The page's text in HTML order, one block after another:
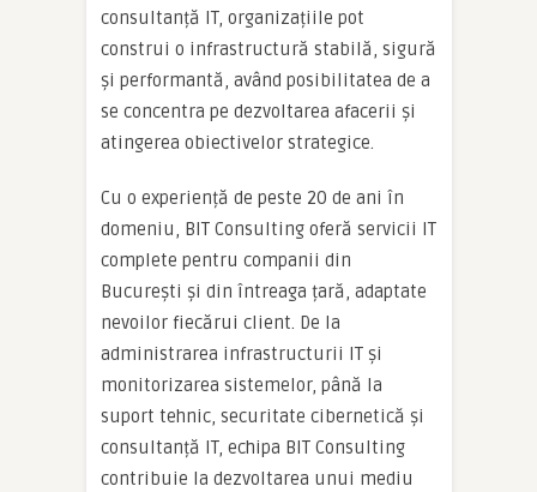
consultanță IT, organizațiile pot
construi o infrastructură stabilă, sigură
și performantă, având posibilitatea de a
se concentra pe dezvoltarea afacerii și
atingerea obiectivelor strategice.
Cu o experiență de peste 20 de ani în
domeniu, BIT Consulting oferă servicii IT
complete pentru companii din
București și din întreaga țară, adaptate
nevoilor fiecărui client. De la
administrarea infrastructurii IT și
monitorizarea sistemelor, până la
suport tehnic, securitate cibernetică și
consultanță IT, echipa BIT Consulting
contribuie la dezvoltarea unui mediu